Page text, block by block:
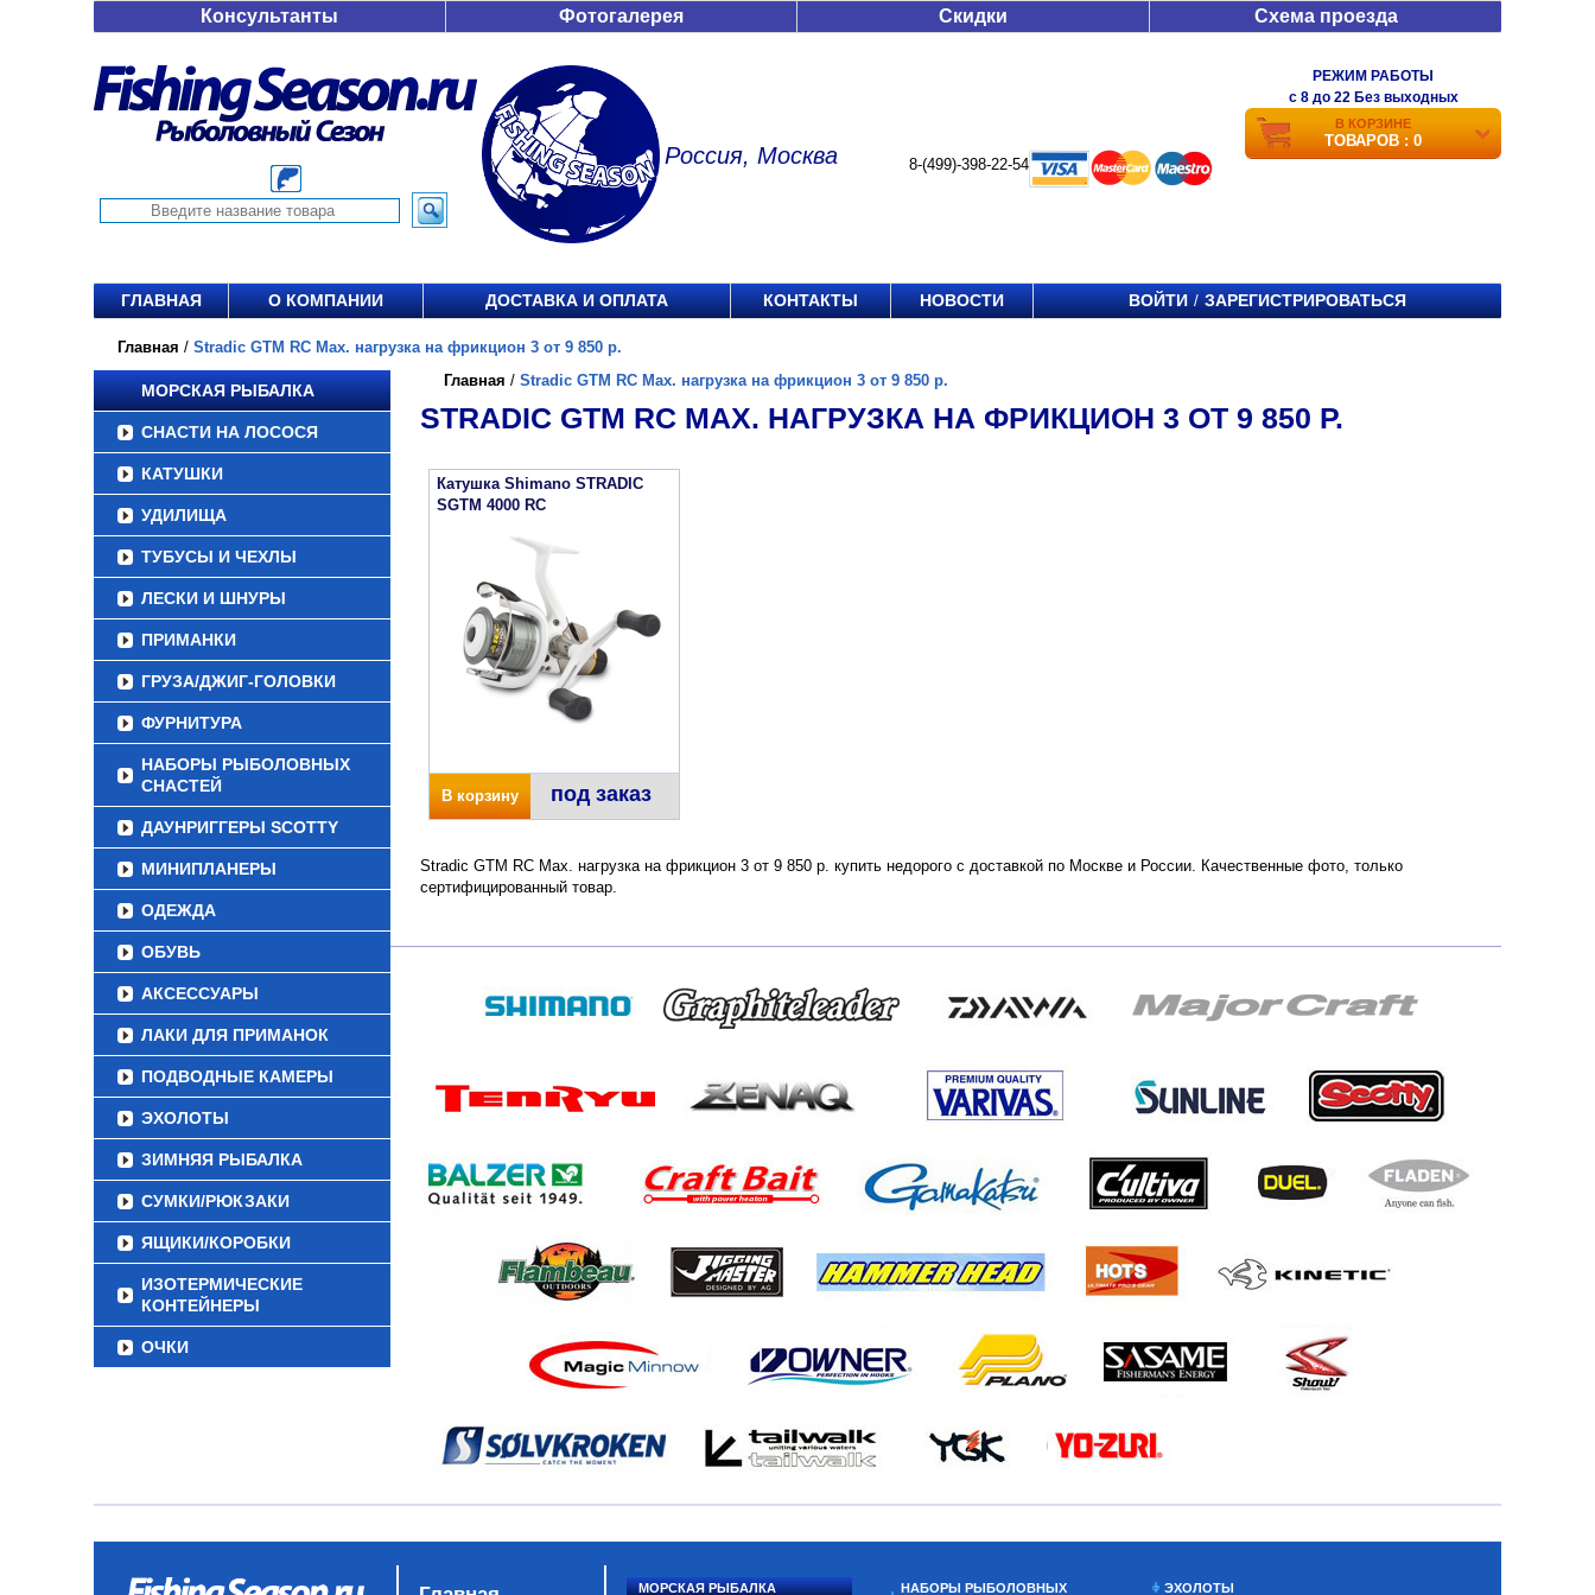
Консультанты Фотогалерея Скидки Схема проезда
Россия, Москва 8-(499)-398-22-54
РЕЖИМ РАБОТЫ
c 8 до 22 Без выходных
В КОРЗИНЕ
ТОВАРОВ : 0
ГЛАВНАЯ О КОМПАНИИ ДОСТАВКА И ОПЛАТА КОНТАКТЫ НОВОСТИ ВОЙТИ / ЗАРЕГИСТРИРОВАТЬСЯ
Главная / Stradic GTM RC Max. нагрузка на фрикцион 3 от 9 850 р.
МОРСКАЯ РЫБАЛКА
СНАСТИ НА ЛОСОСЯ
КАТУШКИ
УДИЛИЩА
ТУБУСЫ И ЧЕХЛЫ
ЛЕСКИ И ШНУРЫ
ПРИМАНКИ
ГРУЗА/ДЖИГ-ГОЛОВКИ
ФУРНИТУРА
НАБОРЫ РЫБОЛОВНЫХ
СНАСТЕЙ
ДАУНРИГГЕРЫ SCOTTY
МИНИПЛАНЕРЫ
ОДЕЖДА
ОБУВЬ
АКСЕССУАРЫ
ЛАКИ ДЛЯ ПРИМАНОК
ПОДВОДНЫЕ КАМЕРЫ
ЭХОЛОТЫ
ЗИМНЯЯ РЫБАЛКА
СУМКИ/РЮКЗАКИ
ЯЩИКИ/КОРОБКИ
ИЗОТЕРМИЧЕСКИЕ
КОНТЕЙНЕРЫ
ОЧКИ
Главная / Stradic GTM RC Max. нагрузка на фрикцион 3 от 9 850 р.
STRADIC GTM RC MAX. НАГРУЗКА НА ФРИКЦИОН 3 ОТ 9 850 Р.
Катушка Shimano STRADIC
SGTM 4000 RC
В корзину под заказ
Stradic GTM RC Max. нагрузка на фрикцион 3 от 9 850 р. купить недорого с доставкой по Москве и России. Качественные фото, только
сертифицированный товар.
МОРСКАЯ РЫБАЛКА НАБОРЫ РЫБОЛОВНЫХ ЭХОЛОТЫ